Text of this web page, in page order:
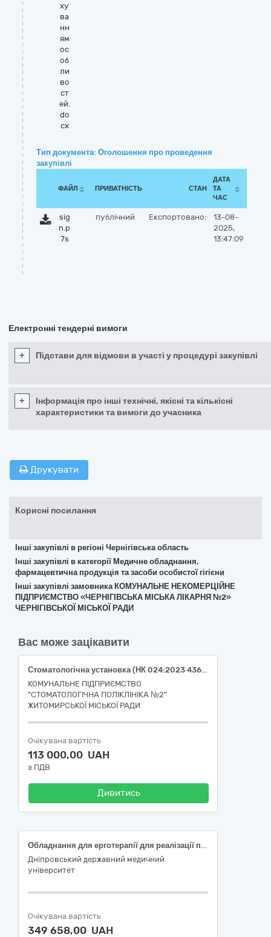
ху
ва
нн
ям
ос
об
ли
во
ст
ей.
do
cx
Тип документа: Оголошення про проведення
закупівлі
ФАЙЛ ПРИВАТНІСТЬ СТАН
ДАТА
ТА
ЧАС
sig
n.p
7s
публічний Експортовано:
13-08-
2025,
13:47:09
Електронні тендерні вимоги
+ Підстави для відмови в участі у процедурі закупівлі
+
Інформація про інші технічні, якісні та кількісні
характеристики та вимоги до учасника
Друкувати
Корисні посилання
Інші закупівлі в регіоні Чернігівська область
Інші закупівлі в категорії Медичне обладнання,
фармацевтична продукція та засоби особистої гігієни
Інші закупівлі замовника КОМУНАЛЬНЕ НЕКОМЕРЦІЙНЕ
ПІДПРИЄМСТВО «ЧЕРНІГІВСЬКА МІСЬКА ЛІКАРНЯ №2»
ЧЕРНІГІВСЬКОЇ МІСЬКОЇ РАДИ
Вас може зацікавити
Стоматологічна установка (НК 024:2023 43666 - Стоматологічна бормашина з живленням від мережі), 33190000-8 — Медичне обладнання та вироби медичного призначення різні за ДК 021:2015 Єдиний закупівельний словник
КОМУНАЛЬНЕ ПІДПРИЄМСТВО
"СТОМАТОЛОГІЧНА ПОЛІКЛІНІКА №2"
ЖИТОМИРСЬКОЇ МІСЬКОЇ РАДИ
Очікувана вартість
113 000,00 UAH
з ПДВ
Дивитись
Обладнання для ерготерапії для реалізації проекту «Підвищення ефективності надання освітянських послуг на магістерському рівні вищої освіти зі спеціалізації 227.02 Ерготерапія та програмі спеціалізації з ерготерапії у Дніпровському державному медичному університеті» в рамках проєкту «Реабілітація в Україні» згідно договору про надання гранту у фіксованій сумі від 16.06.2025 (2025-01-01-FAA) (31197 - Прилади столові адаптаційні; 30108 - Допоміжний пристрій для фіксування інструментів; 31197 Прилади столові адаптаційні; 31197 - Прилади столові адаптаційні; 38510 - Тарілка обідня адаптаційна; 31209 - Допоміжні ножиці; 31099 - Ножиці для підстригання нігтів адаптаційні; 30108 - Допоміжний пристрій для фіксування інструментів; 30093 - Допоміжний засіб для відкривання контейнера/посудини; 41045 - Ортез для зап'ястя/кисті/пальця регульований ручний; 41045 - Ортез для зап'ястя/кисті/пальця регульований ручний; 30108 - Допоміжний пристрій для фіксування інструментів; 37162 - Дошка для переміщення пацієнта за допомогою ковзання; 41892 - Чашка для пиття адаптаційна; 37162 - Дошка для переміщення пацієнта за допомогою ковзання; 40538 - Ремінь/пояс для підіймання та переміщення пацієнта; 41512 - Інвалідна коляска, керована пасажиром, складана; 31180 - Пристосування допоміжне для нарізання продуктів; 31050 - Пристрій для надягання колготок/шкарпеток адаптаційний; 34870 - Електричне лікарняне ліжко; 31180 - Пристосування допоміжне для нарізання продуктів)
Дніпровський державний медичний
університет
Очікувана вартість
349 658,00 UAH